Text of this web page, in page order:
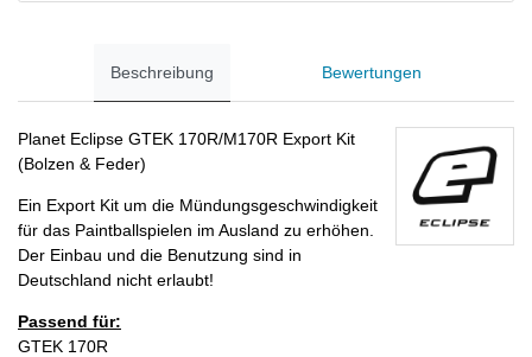
Beschreibung Bewertungen
Planet Eclipse GTEK 170R/M170R Export Kit
(Bolzen & Feder)
Ein Export Kit um die Mündungsgeschwindigkeit
für das Paintballspielen im Ausland zu erhöhen.
Der Einbau und die Benutzung sind in
Deutschland nicht erlaubt!
Passend für:
GTEK 170R